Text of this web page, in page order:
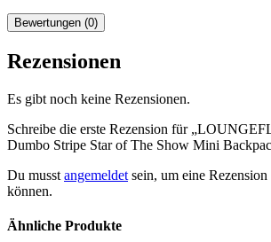
Bewertungen (0)
Rezensionen
Es gibt noch keine Rezensionen.
Schreibe die erste Rezension für
Dumbo Stripe Star of The Show Mini
Du musst angemeldet sein, um eine
können.
Ähnliche Produkte